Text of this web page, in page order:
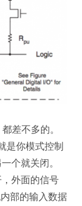
差不多的。
是你模式控制
个就关闭。
外面的信号
部的输入数据